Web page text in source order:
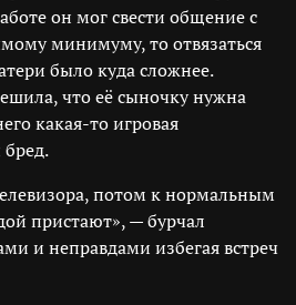
он мог свести общение с
минимуму, то отвязаться
было куда сложнее.
что её сыночку нужна
какая-то игровая
потом к нормальным
пристают», — бурчал
и неправдами избегая встреч